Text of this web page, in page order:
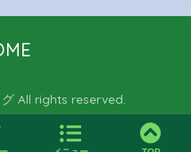
All rights reserved.